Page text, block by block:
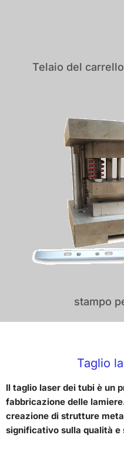
Telaio del
stampo
Taglio
Il taglio laser dei tubi è un
fabbricazione delle
creazione di strutture
significativo sulla qualità e